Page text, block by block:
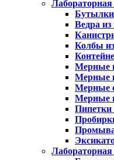
Лабораторная
Бутылки
Ведра из
Колбы
Мерные
Мерные
Мерные
Мерные
Пипетки
Лабораторная